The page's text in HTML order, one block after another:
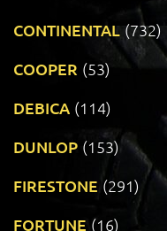
CONTINENTAL (732)
COOPER (53)
DEBICA (114)
DUNLOP (153)
FIRESTONE (291)
FORTUNE (16)